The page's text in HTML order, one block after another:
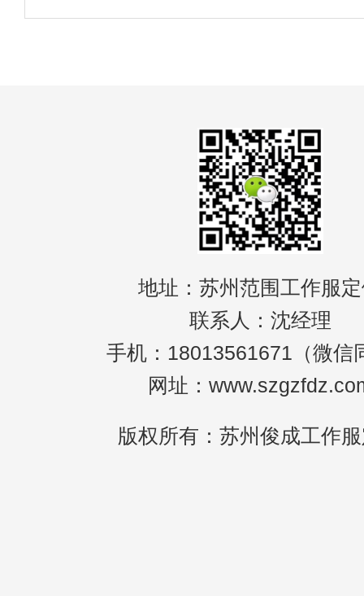
要意义。由于画家奠定了中国传统艺术风格
地址：苏州范围工作服
联系人：沈经理
手机：18013561671（微信
网址：
版权所有：苏州俊成工作